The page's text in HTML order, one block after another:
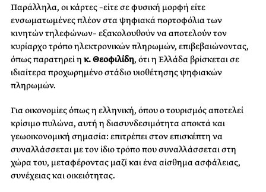
Παράλληλα, οι κάρτες –είτε σε φυσική μορφή είτε
ενσωματωμένες πλέον στα ψηφιακά πορτοφόλια των
κινητών τηλεφώνων– εξακολουθούν να αποτελούν τον
κυρίαρχο τρόπο ηλεκτρονικών πληρωμών, επιβεβαιώνοντας,
όπως παρατηρεί η κ. Θεοφιλίδη, ότι η Ελλάδα βρίσκεται σε
ιδιαίτερα προχωρημένο στάδιο υιοθέτησης ψηφιακών
πληρωμών.
Για οικονομίες όπως η ελληνική, όπου ο τουρισμός αποτελεί
κρίσιμο πυλώνα, αυτή η διασυνδεσιμότητα αποκτά και
γεωοικονομική σημασία: επιτρέπει στον επισκέπτη να
συναλλάσσεται με τον ίδιο τρόπο που συναλλάσσεται στη
χώρα του, μεταφέροντας μαζί και ένα αίσθημα ασφάλειας,
συνέχειας και οικειότητας.